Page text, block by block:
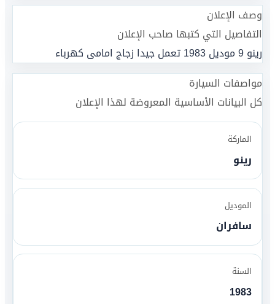
وصف الإعلان
التفاصيل التي كتبها صاحب الإعلان
رينو 9 موديل 1983 تعمل جيدا زجاج امامى كهرباء
مواصفات السيارة
كل البيانات الأساسية المعروضة لهذا الإعلان
الماركة
رينو
الموديل
سافران
السنة
1983